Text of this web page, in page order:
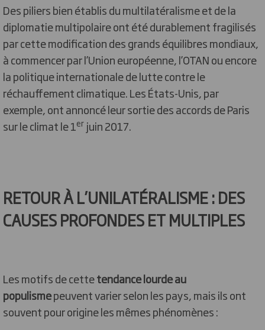
Des piliers bien établis du multilatéralisme et de la
diplomatie multipolaire ont été durablement fragilisés
par cette modification des grands équilibres mondiaux,
à commencer par l’Union européenne, l’OTAN ou encore
la politique internationale de lutte contre le
réchauffement climatique. Les États-Unis, par
exemple, ont annoncé leur sortie des accords de Paris
sur le climat le 1er juin 2017.
RETOUR À L’UNILATÉRALISME : DES
CAUSES PROFONDES ET MULTIPLES
Les motifs de cettetendance lourde au
populismepeuvent varier selon les pays, mais ils ont
souvent pour origine les mêmes phénomènes :